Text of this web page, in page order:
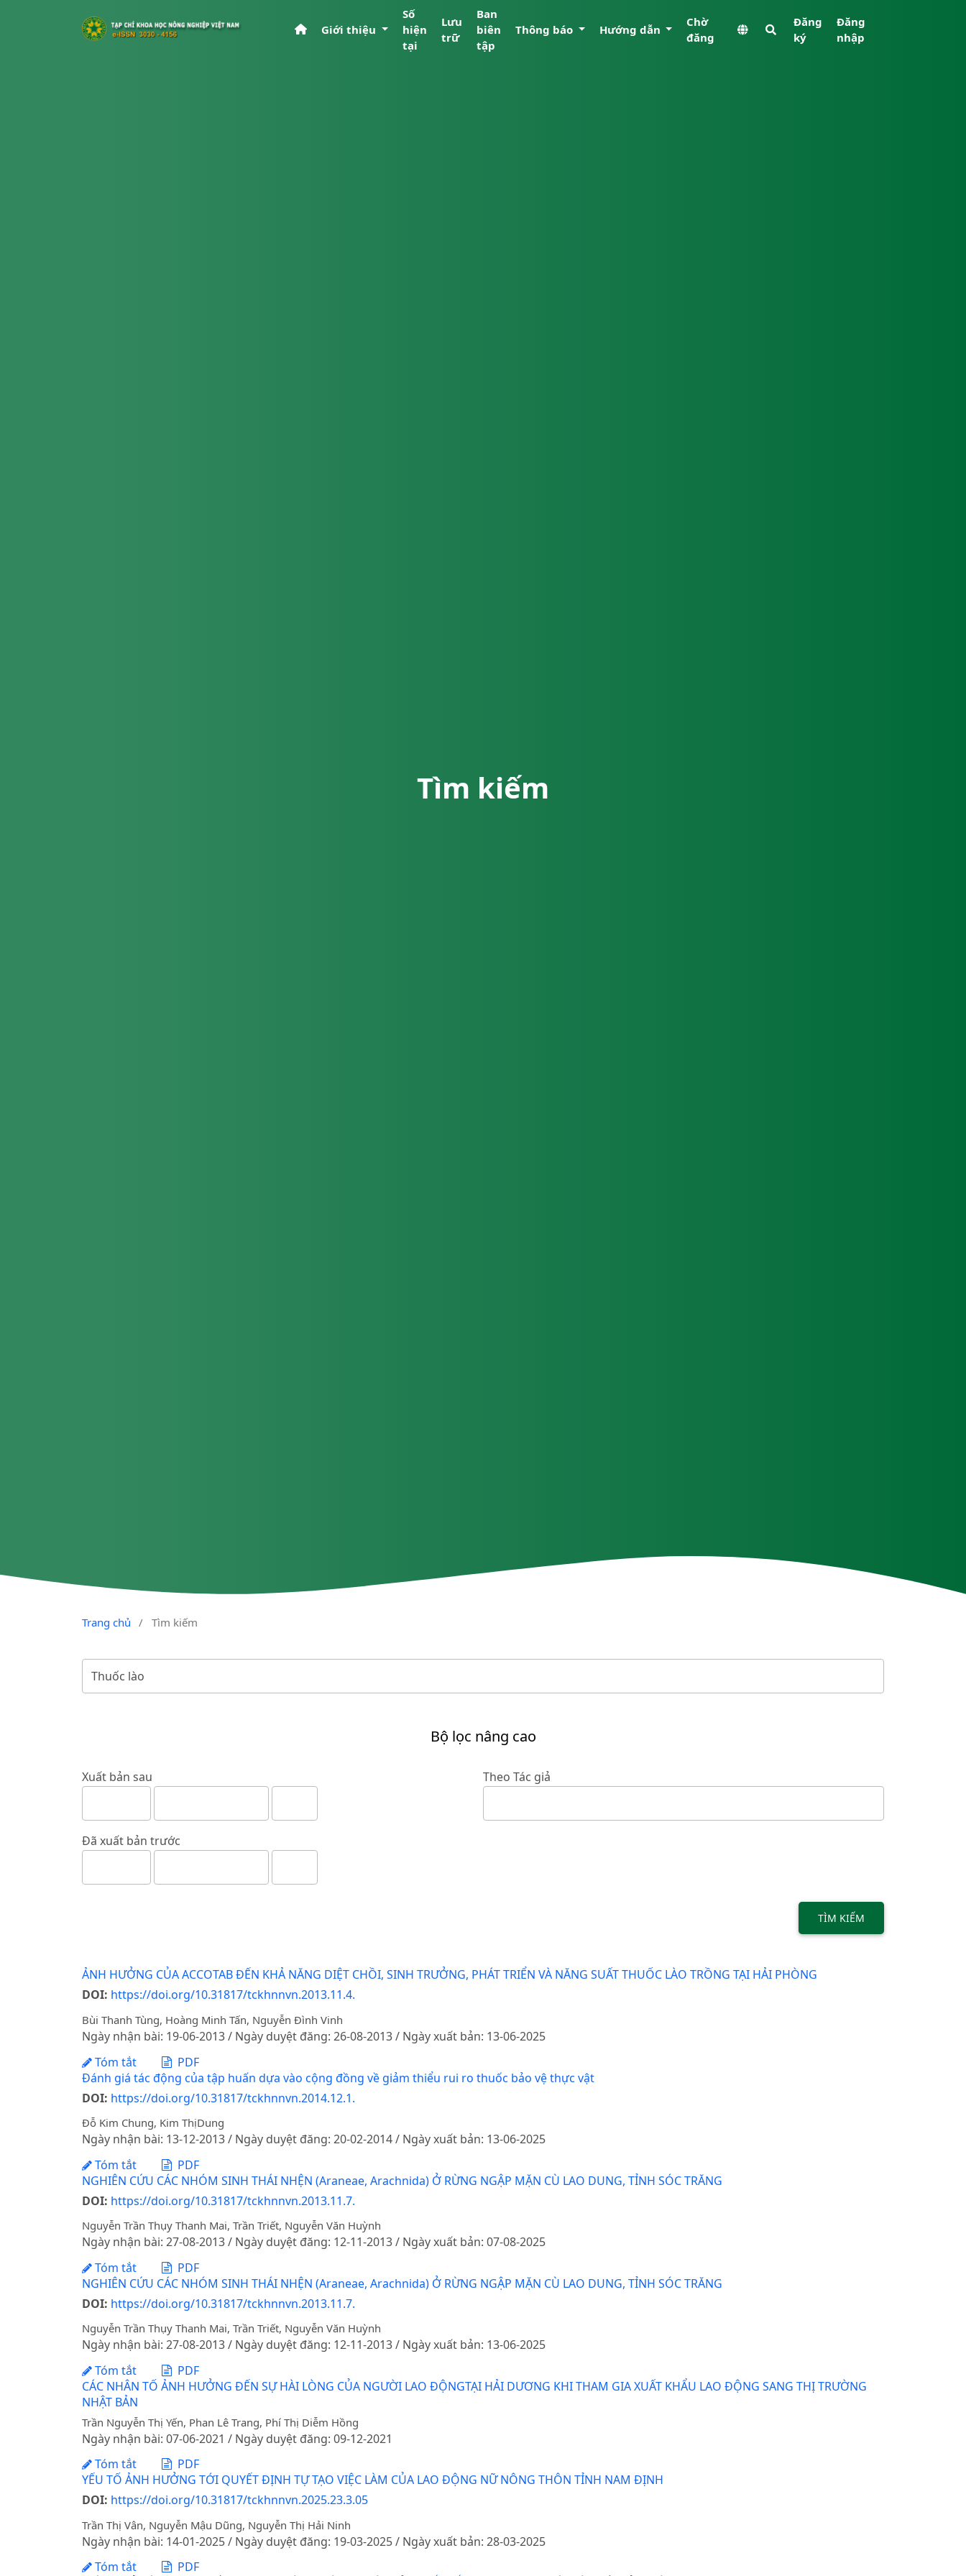
Giới thiệu
Số
hiện
tại
Lưu
trữ
Ban
biên
tập
Thông báo Hướng dẫn
Chờ
đăng
Đăng
ký
Đăng
nhập
Tìm kiếm
Trang chủ / Tìm kiếm
Bộ lọc nâng cao
Xuất bản sau
Đã xuất bản trước
Theo Tác giả
TÌM KIẾM
ẢNH HƯỞNG CỦA ACCOTAB ĐẾN KHẢ NĂNG DIỆT CHỒI, SINH TRƯỞNG, PHÁT TRIỂN VÀ NĂNG SUẤT THUỐC LÀO TRỒNG TẠI HẢI PHÒNG
DOI: https://doi.org/10.31817/tckhnnvn.2013.11.4.
Bùi Thanh Tùng, Hoàng Minh Tấn, Nguyễn Đình Vinh
Ngày nhận bài: 19-06-2013 / Ngày duyệt đăng: 26-08-2013 / Ngày xuất bản: 13-06-2025
Tóm tắt
PDF
Đánh giá tác động của tập huấn dựa vào cộng đồng về giảm thiểu rui ro thuốc bảo vệ thực vật
DOI: https://doi.org/10.31817/tckhnnvn.2014.12.1.
Đỗ Kim Chung, Kim ThịDung
Ngày nhận bài: 13-12-2013 / Ngày duyệt đăng: 20-02-2014 / Ngày xuất bản: 13-06-2025
Tóm tắt
PDF
NGHIÊN CỨU CÁC NHÓM SINH THÁI NHỆN (Araneae, Arachnida) Ở RỪNG NGẬP MẶN CÙ LAO DUNG, TỈNH SÓC TRĂNG
DOI: https://doi.org/10.31817/tckhnnvn.2013.11.7.
Nguyễn Trần Thụy Thanh Mai, Trần Triết, Nguyễn Văn Huỳnh
Ngày nhận bài: 27-08-2013 / Ngày duyệt đăng: 12-11-2013 / Ngày xuất bản: 07-08-2025
Tóm tắt
PDF
NGHIÊN CỨU CÁC NHÓM SINH THÁI NHỆN (Araneae, Arachnida) Ở RỪNG NGẬP MẶN CÙ LAO DUNG, TỈNH SÓC TRĂNG
DOI: https://doi.org/10.31817/tckhnnvn.2013.11.7.
Nguyễn Trần Thụy Thanh Mai, Trần Triết, Nguyễn Văn Huỳnh
Ngày nhận bài: 27-08-2013 / Ngày duyệt đăng: 12-11-2013 / Ngày xuất bản: 13-06-2025
Tóm tắt
PDF
CÁC NHÂN TỐ ẢNH HƯỞNG ĐẾN SỰ HÀI LÒNG CỦA NGƯỜI LAO ĐỘNGTẠI HẢI DƯƠNG KHI THAM GIA XUẤT KHẨU LAO ĐỘNG SANG THỊ TRƯỜNG
NHẬT BẢN
Trần Nguyễn Thị Yến, Phan Lê Trang, Phí Thị Diễm Hồng
Ngày nhận bài: 07-06-2021 / Ngày duyệt đăng: 09-12-2021
Tóm tắt
PDF
YẾU TỐ ẢNH HƯỞNG TỚI QUYẾT ĐỊNH TỰ TẠO VIỆC LÀM CỦA LAO ĐỘNG NỮ NÔNG THÔN TỈNH NAM ĐỊNH
DOI: https://doi.org/10.31817/tckhnnvn.2025.23.3.05
Trần Thị Vân, Nguyễn Mậu Dũng, Nguyễn Thị Hải Ninh
Ngày nhận bài: 14-01-2025 / Ngày duyệt đăng: 19-03-2025 / Ngày xuất bản: 28-03-2025
Tóm tắt
PDF